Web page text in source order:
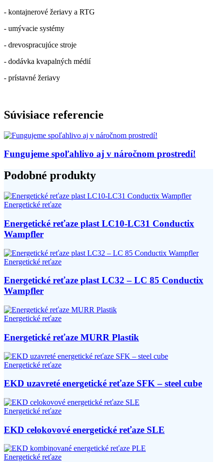
- kontajnerové žeriavy a RTG
- umývacie systémy
- drevospracujúce stroje
- dodávka kvapalných médií
- prístavné žeriavy
Súvisiace referencie
Fungujeme spoľahlivo aj v náročnom prostredí!
Podobné produkty
Energetické reťaze
Energetické reťaze plast LC10-LC31 Conductix
Wampfler
Energetické reťaze
Energetické reťaze plast LC32 – LC 85 Conductix
Wampfler
Energetické reťaze
Energetické reťaze MURR Plastik
Energetické reťaze
EKD uzavreté energetické reťaze SFK – steel cube
Energetické reťaze
EKD celokovové energetické reťaze SLE
Energetické reťaze